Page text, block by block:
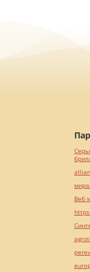
Веб